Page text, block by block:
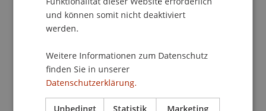
Grenzen gesetzt. Am Ende bleibt das stolze
Gefühl, etwas Eigenes erschaffen zu haben und
die Erkenntnis, dass auch aus kleinsten Ideen
etwas Grosses entstehen kann.
Köpfe, grosse Ideen
und können somit nicht deaktiviert
werden.
Weitere Informationen zum Datenschutz
finden Sie in unserer
Datenschutzerklärung.
Unbedingt Statistik Marketing